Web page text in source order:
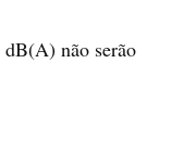
não serão